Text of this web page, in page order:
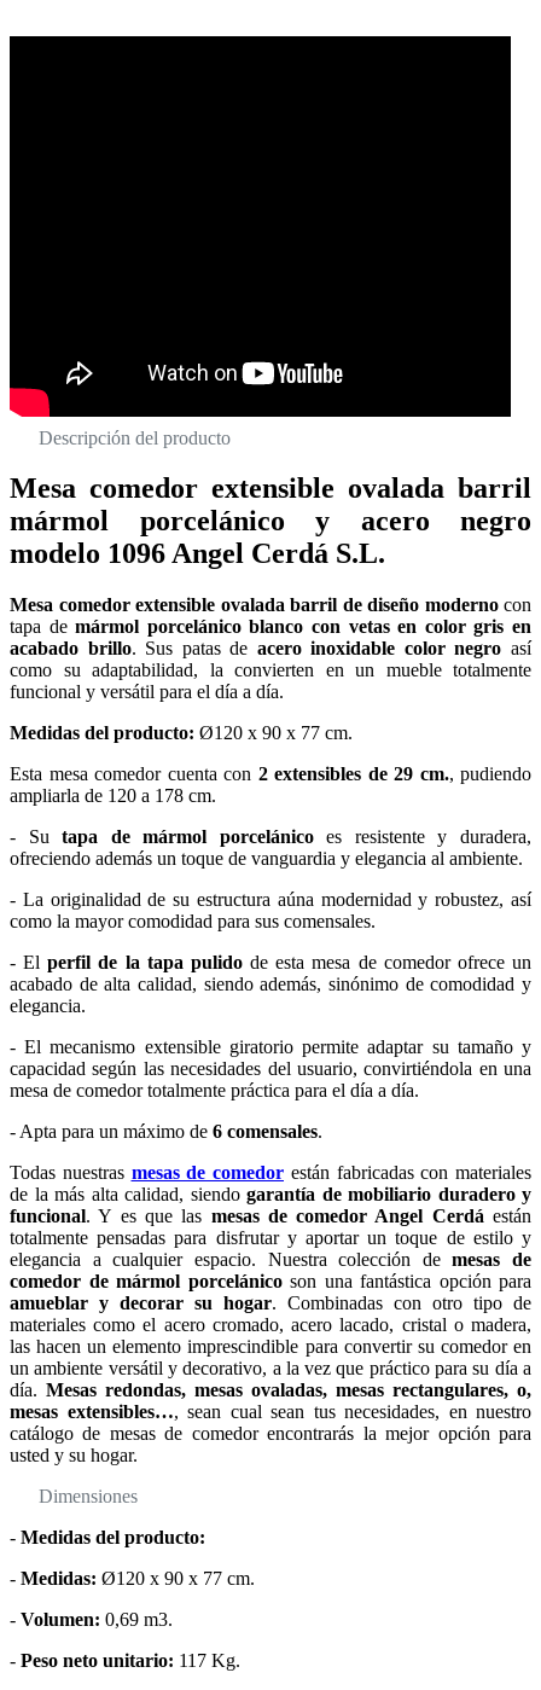
Descripción del producto
Mesa comedor extensible ovalada barril
mármol porcelánico y acero negro
modelo 1096 Angel Cerdá S.L.
Mesa comedor extensible ovalada barril de diseño modernocon
tapa demármol porcelánico blanco con vetas en color gris en
acabado brillo. Sus patas de acero inoxidable color negro así
como su adaptabilidad, la convierten en un mueble totalmente
funcional y versátil para el día a día.
Medidas del producto: Ø120 x 90 x 77 cm.
Esta mesa comedor cuenta con 2 extensibles de 29 cm., pudiendo
ampliarla de 120 a 178 cm.
- Sutapa de mármol porcelánicoes resistente y duradera,
ofreciendo además un toque de vanguardia y elegancia al ambiente.
- La originalidad de su estructura aúna modernidad y robustez, así
como la mayor comodidad para sus comensales.
- Elperfil de la tapa pulidode esta mesa de comedor ofrece un
acabado de alta calidad, siendo además, sinónimo de comodidad y
elegancia.
- El mecanismo extensible giratorio permite adaptar su tamaño y
capacidad según las necesidades del usuario, convirtiéndola en una
mesa de comedor totalmente práctica para el día a día.
- Apta para un máximo de 6 comensales.
Todas nuestras mesas de comedor están fabricadas con materiales
de la más alta calidad, siendo garantía de mobiliario duradero y
funcional. Y es que las mesas de comedor Angel Cerdá están
totalmente pensadas para disfrutar y aportar un toque de estilo y
elegancia a cualquier espacio. Nuestra colección demesas de
comedor de mármol porcelánicoson una fantástica opción para
amueblar y decorar su hogar. Combinadas con otro tipo de
materiales como el acero cromado, acero lacado, cristal o madera,
las hacen un elemento imprescindible para convertir su comedor en
un ambiente versátil y decorativo, a la vez que práctico para su día a
día. Mesas redondas, mesas ovaladas, mesas rectangulares, o,
mesas extensibles…, sean cual sean tus necesidades, en nuestro
catálogo de mesas de comedor encontrarás la mejor opción para
usted y su hogar.
Dimensiones
- Medidas del producto:
- Medidas: Ø120 x 90 x 77 cm.
- Volumen: 0,69 m3.
- Peso neto unitario: 117 Kg.